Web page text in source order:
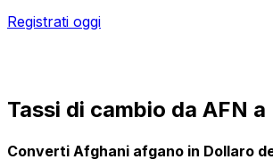
Registrati oggi
Tassi di cambio da AFN
Converti Afghani afgano in Dollaro